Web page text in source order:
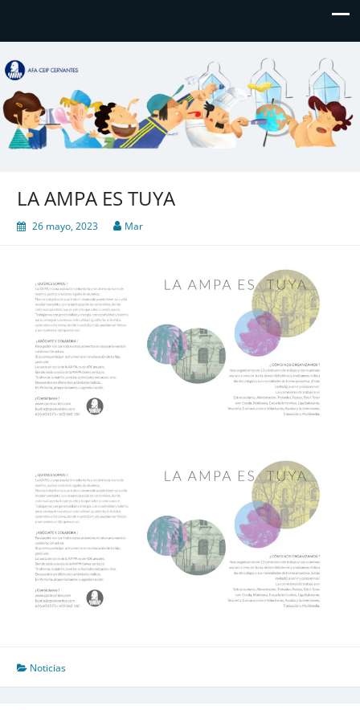
AFA CEIP Cervantes València
AFA CEIP Cervantes València
LA AMPA ES TUYA
26 mayo, 2023 Mar
Noticias